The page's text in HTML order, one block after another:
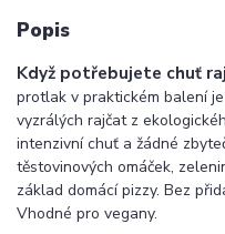
Popis
Když potřebujete chuť
protlak v praktickém balení
vyzrálých rajčat z
intenzivní chuť a žádné
těstovinových omáček,
základ domácí pizzy. Bez
Vhodné pro vegany.